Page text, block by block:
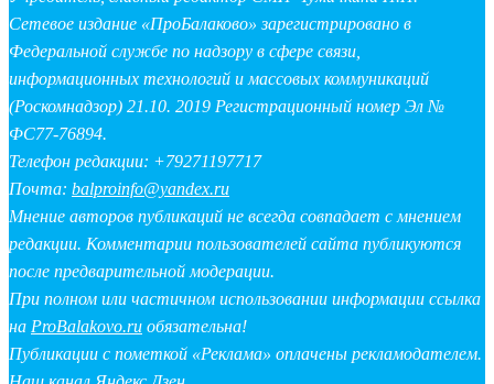
Сетевое издание «ПроБалаково» зарегистрировано в
Федеральной службе по надзору в сфере связи,
информационных технологий и массовых коммуникаций
(Роскомнадзор) 21.10. 2019 Регистрационный номер Эл №
ФС77-76894.
Телефон редакции: +79271197717
Почта: balproinfo@yandex.ru
Мнение авторов публикаций не всегда совпадает с мнением
редакции. Комментарии пользователей сайта публикуются
после предварительной модерации.
При полном или частичном использовании информации ссылка
на ProBalakovo.ru обязательна!
Публикации с пометкой «Реклама» оплачены рекламодателем.